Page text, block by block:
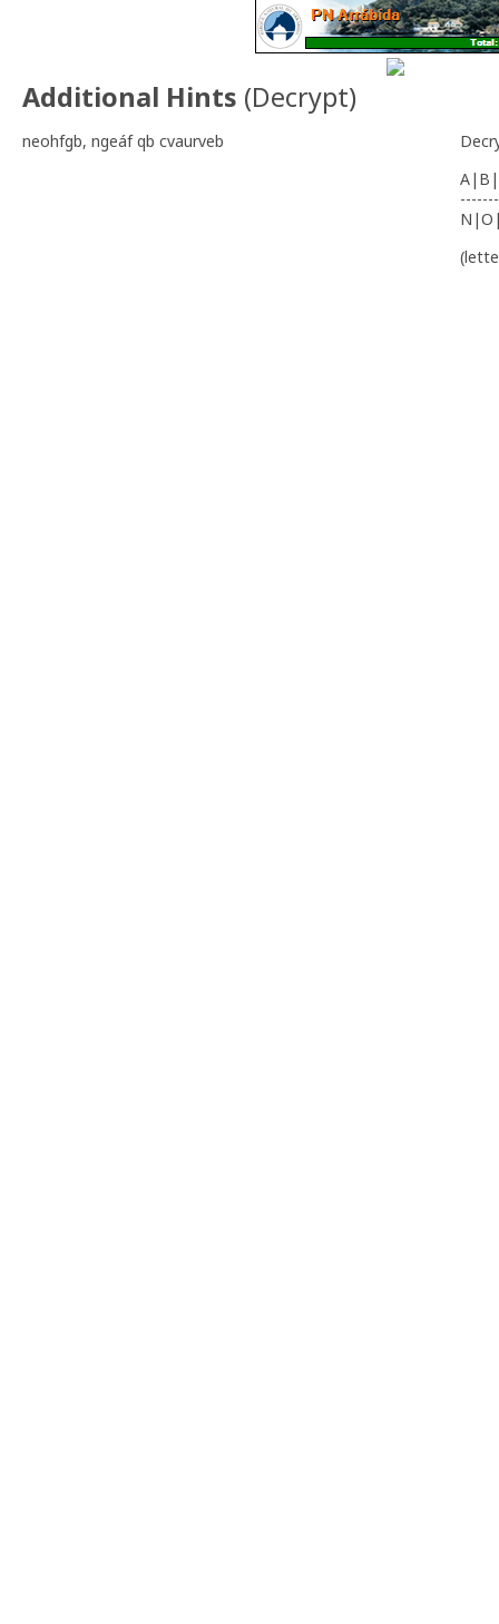
Additional Hints (Decrypt)
neohfgb, ngeáf qb cvaurveb